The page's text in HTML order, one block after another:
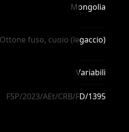
Mongolia
Ottone fuso, cuoio (legaccio)
Variabili
FSP/2023/AEt/CRB/FD/1395